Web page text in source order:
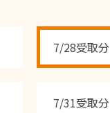
7/28受取分
7/31受取分